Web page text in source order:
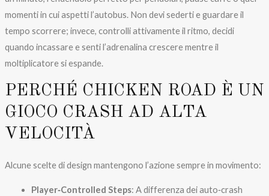
momenti in cui aspetti l’autobus. Non devi sederti e guardare il
tempo scorrere; invece, controlli attivamente il ritmo, decidi
quando incassare e senti l’adrenalina crescere mentre il
moltiplicatore si espande.
PERCHÉ CHICKEN ROAD È UN
GIOCO CRASH AD ALTA
VELOCITÀ
Alcune scelte di design mantengono l’azione sempre in movimento:
Player‑Controlled Steps: A differenza dei auto‑crash